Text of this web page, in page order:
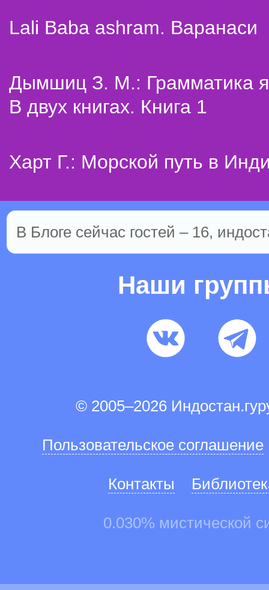
Lali Baba ashram. Варанаси
Дымшиц З. М.: Грамматика
В двух книгах. Книга 1
Харт Г.: Морской путь в
В Блоге сейчас гостей – 16,
Наши
© 2005–2026
Пользовательское соглашение
Контакты
0.030% мистической